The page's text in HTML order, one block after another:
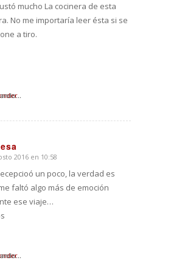
mucho La cocinera de esta
No me importaría leer ésta si se
a tiro.
2016 en 10:58
un poco, la verdad es
faltó algo más de emoción
ese viaje…